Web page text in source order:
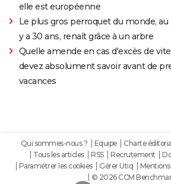
elle est européenne
Le plus gros perroquet du monde,
y a 30 ans, renaît grâce à un arbre
Quelle amende en cas d'excès de
devez absolument savoir avant de
vacances
Qui sommes-nous ? Equipe Charte
Tous les articles
RSS Recrutement
Paramétrer les cookies
Gérer Utiq
© 2026 CCM